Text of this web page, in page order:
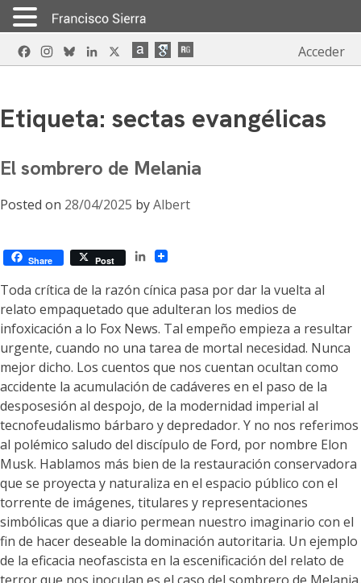
Skip
to
FacebookInstagram
BlueskyLinkedIn Acceder
Etiqueta: sectas evangélicas
El sombrero de Melania
Posted on 28/04/2025 byAlbert
Share Post
LinkedIn
Toda crítica de la razón cínica pasa por dar la vuelta al
relato empaquetado que adulteran los medios de
infoxicación a lo Fox News. Tal empeño empieza a resultar
urgente, cuando no una tarea de mortal necesidad. Nunca
mejor dicho. Los cuentos que nos cuentan ocultan como
accidente la acumulación de cadáveres en el paso de la
desposesión al despojo, de la modernidad imperial al
tecnofeudalismo bárbaro y depredador. Y no nos referimos
al polémico saludo del discípulo de Ford, por nombre Elon
Musk. Hablamos más bien de la restauración conservadora
que se proyecta y naturaliza en el espacio público con el
torrente de imágenes, titulares y representaciones
simbólicas que a diario permean nuestro imaginario con el
fin de hacer deseable la dominación autoritaria. Un ejemplo
de la eficacia neofascista en la escenificación del relato de